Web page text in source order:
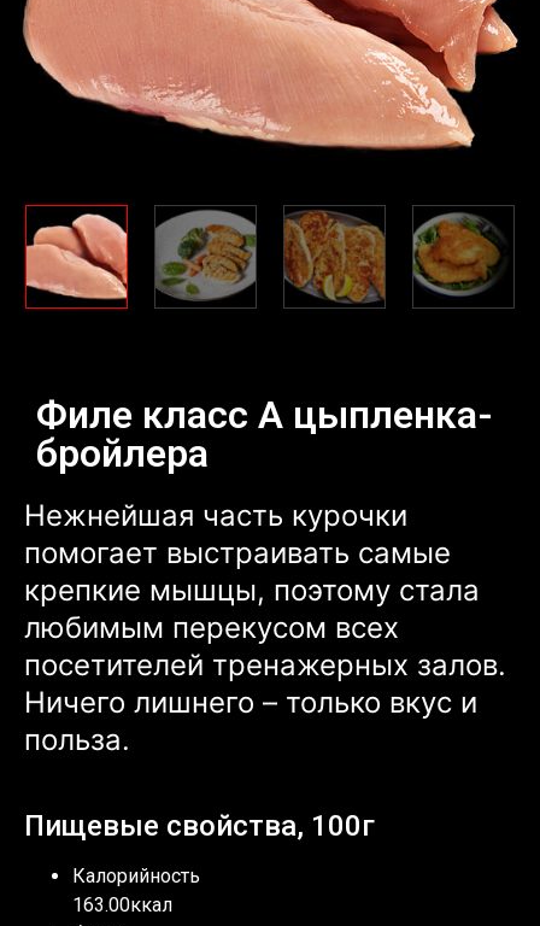
Филе класс А цыпленка-
бройлера
Нежнейшая часть курочки
помогает выстраивать самые
крепкие мышцы, поэтому стала
любимым перекусом всех
посетителей тренажерных залов.
Ничего лишнего – только вкус и
польза.
Пищевые свойства, 100г
Калорийность
163.00ккал